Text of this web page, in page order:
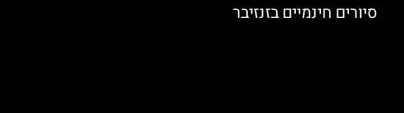
סיורים חינמיים בזנזיבר